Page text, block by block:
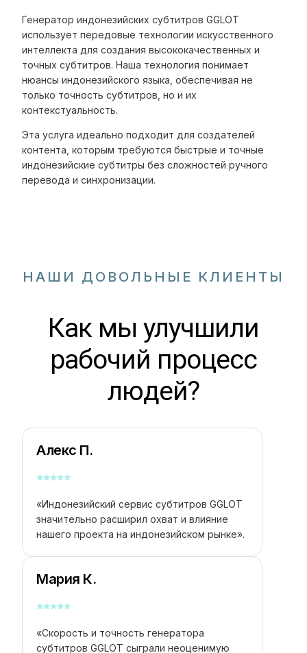
Генератор индонезийских субтитров GGLOT
использует передовые технологии искусственного
интеллекта для создания высококачественных и
точных субтитров. Наша технология понимает
нюансы индонезийского языка, обеспечивая не
только точность субтитров, но и их
контекстуальность.
Эта услуга идеально подходит для создателей
контента, которым требуются быстрые и точные
индонезийские субтитры без сложностей ручного
перевода и синхронизации.
НАШИ ДОВОЛЬНЫЕ КЛИЕНТЫ
Как мы улучшили
рабочий процесс
людей?
Алекс П.
⭐⭐⭐⭐⭐
«Индонезийский сервис субтитров GGLOT
значительно расширил охват и влияние
нашего проекта на индонезийском рынке».
Мария К.
⭐⭐⭐⭐⭐
«Скорость и точность генератора
субтитров GGLOT сыграли неоценимую